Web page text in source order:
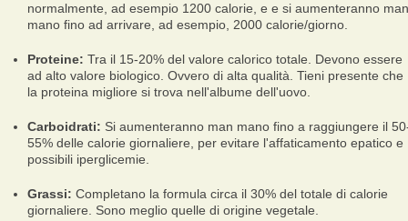
normalmente, ad esempio 1200 calorie, e e si aumenteranno man
mano fino ad arrivare, ad esempio, 2000 calorie/giorno.
Proteine: Tra il 15-20% del valore calorico totale. Devono essere
ad alto valore biologico. Ovvero di alta qualità. Tieni presente che
la proteina migliore si trova nell'albume dell'uovo.
Carboidrati: Si aumenteranno man mano fino a raggiungere il
55% delle calorie giornaliere, per evitare l'affaticamento epatico e
possibili iperglicemie.
Grassi: Completano la formula circa il 30% del totale di calorie
giornaliere. Sono meglio quelle di origine vegetale.